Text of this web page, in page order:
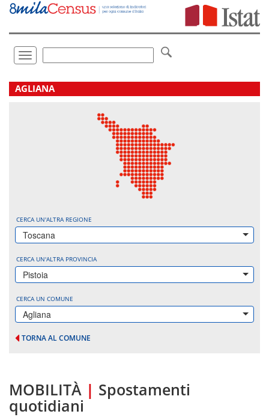
Vai
direttamente
Toggle
navigation
.
AGLIANA
CERCA UN'ALTRA REGIONE
Toscana
CERCA UN'ALTRA PROVINCIA
Pistoia
CERCA UN COMUNE
Agliana
TORNA AL COMUNE
MOBILITÀ | Spostamenti
quotidiani